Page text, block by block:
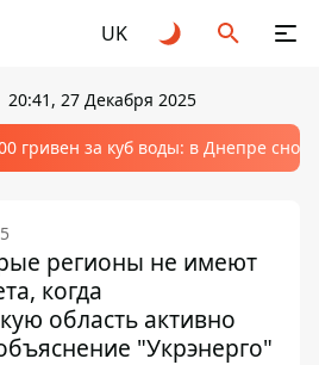
UK
20:41, 27 Декабря 2025
гривен за куб воды: в Днепре
регионы не имеют
когда
область активно
"Укрэнерго"